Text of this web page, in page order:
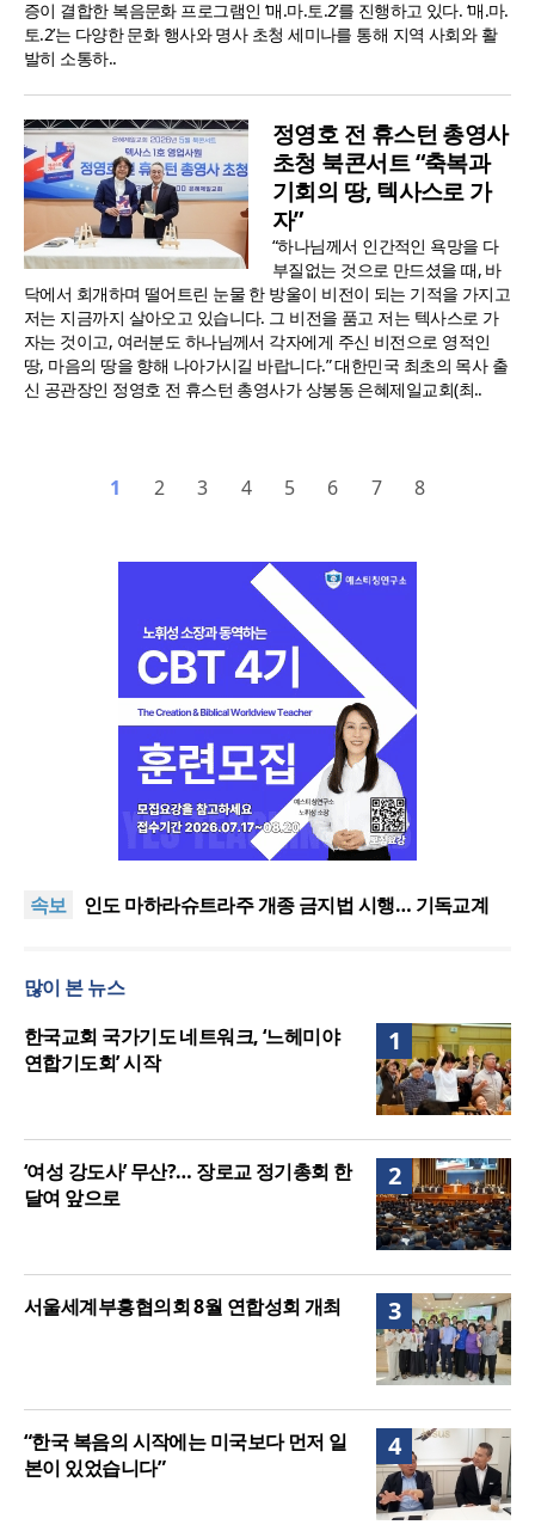
증이 결합한 복음문화 프로그램인 ‘매.마.토.2’를 진행하고 있다. ‘매.마.
토.2’는 다양한 문화 행사와 명사 초청 세미나를 통해 지역 사회와 활
발히 소통하..
정영호 전 휴스턴 총영사
초청 북콘서트 “축복과
기회의 땅, 텍사스로 가
자”
“하나님께서 인간적인 욕망을 다
부질없는 것으로 만드셨을 때, 바
닥에서 회개하며 떨어트린 눈물 한 방울이 비전이 되는 기적을 가지고
저는 지금까지 살아오고 있습니다. 그 비전을 품고 저는 텍사스로 가
자는 것이고, 여러분도 하나님께서 각자에게 주신 비전으로 영적인
땅, 마음의 땅을 향해 나아가시길 바랍니다.” 대한민국 최초의 목사 출
신 공관장인 정영호 전 휴스턴 총영사가 상봉동 은혜제일교회(최..
1 2 3 4 5 6 7 8
속보
[최원호 목사의 영혼의 양식 60] 여호와의 영광이 충
인도 마하라슈트라주 개종 금지법 시행… 기독교계
매는 다를까?
[최원호 목사의 영혼의 양식 60] 여호와의 영광이 충
“미래 선교, 분쟁·빈곤 지역 출신이 주도”
많이 본 뉴스
1
한국교회 국가기도 네트워크, ‘느헤미야
연합기도회’ 시작
2
‘여성 강도사’ 무산?… 장로교 정기총회 한
달여 앞으로
3
서울세계부흥협의회 8월 연합성회 개최
4
“한국 복음의 시작에는 미국보다 먼저 일
본이 있었습니다”